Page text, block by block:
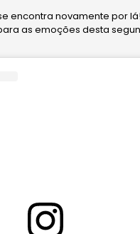
encontra novamente por
as emoções desta